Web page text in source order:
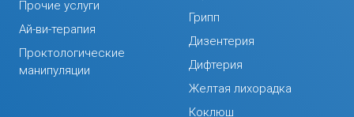
Прочие услуги
Ай-ви-терапия
Проктологические
манипуляции
Грипп
Дизентерия
Дифтерия
Желтая лихорадка
Коклюш